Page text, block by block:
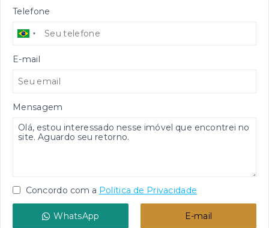
Telefone
E-mail
Mensagem
Concordo com a Política de Privacidade
WhatsApp E-mail